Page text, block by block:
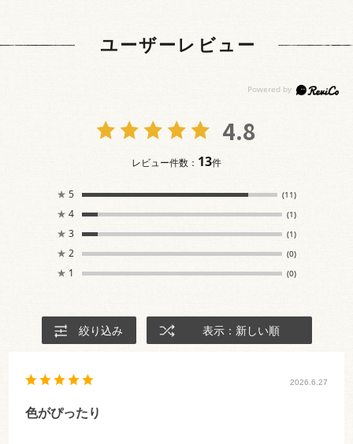
ユーザーレビュー
4.8
レビュー件数： 13件
★ 5 (11)
★ 4 (1)
★ 3 (1)
★ 2 (0)
★ 1 (0)
絞り込み 表示：新しい順
2026.6.27
色がぴったり